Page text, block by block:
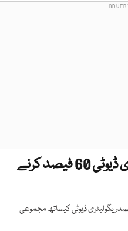
خشک دودھ پر عائد درآمدی ڈیوٹی 60 فیصد کرنے
ڈیوٹی کی موجودہ شرح15فیصد،25 فیصدریگولیٹری ڈیوٹی کیساتھ مجموعی